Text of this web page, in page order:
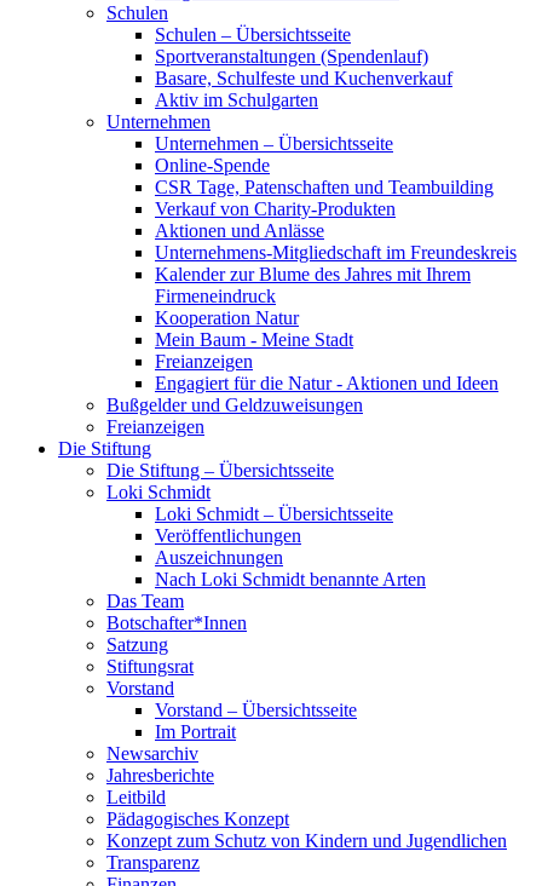
Schulen
Schulen – Übersichtsseite
Sportveranstaltungen (Spendenlauf)
Basare, Schulfeste und Kuchenverkauf
Aktiv im Schulgarten
Unternehmen
Unternehmen – Übersichtsseite
Online-Spende
CSR Tage, Patenschaften und Teambuilding
Verkauf von Charity-Produkten
Aktionen und Anlässe
Unternehmens-Mitgliedschaft im Freundeskreis
Kalender zur Blume des Jahres mit Ihrem
Firmeneindruck
Kooperation Natur
Mein Baum - Meine Stadt
Freianzeigen
Engagiert für die Natur - Aktionen und Ideen
Bußgelder und Geldzuweisungen
Freianzeigen
Die Stiftung
Die Stiftung – Übersichtsseite
Loki Schmidt
Loki Schmidt – Übersichtsseite
Veröffentlichungen
Auszeichnungen
Nach Loki Schmidt benannte Arten
Das Team
Botschafter*Innen
Satzung
Stiftungsrat
Vorstand
Vorstand – Übersichtsseite
Im Portrait
Newsarchiv
Jahresberichte
Leitbild
Pädagogisches Konzept
Konzept zum Schutz von Kindern und Jugendlichen
Transparenz